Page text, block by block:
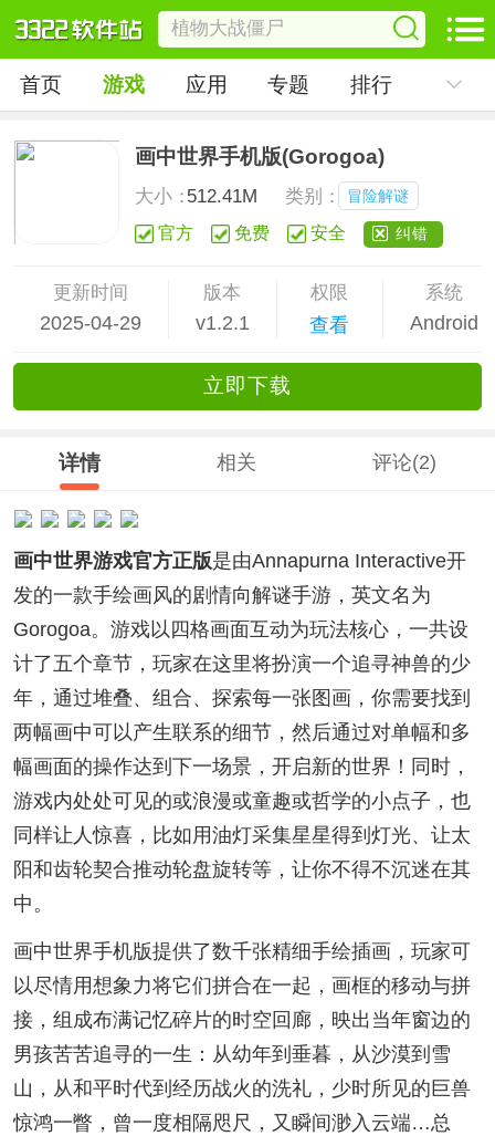
首页 游戏 应用 专题 排行
画中世界手机版(Gorogoa)
大小：512.41M 类别： 冒险解谜
官方 免费 安全 纠错
更新时间
2025-04-29
版本
v1.2.1
权限
查看
系统
Android
立即下载
详情 相关 评论(2)
画中世界游戏官方正版是由Annapurna Interactive开
发的一款手绘画风的剧情向解谜手游，英文名为
Gorogoa。游戏以四格画面互动为玩法核心，一共设
计了五个章节，玩家在这里将扮演一个追寻神兽的少
年，通过堆叠、组合、探索每一张图画，你需要找到
两幅画中可以产生联系的细节，然后通过对单幅和多
幅画面的操作达到下一场景，开启新的世界！同时，
游戏内处处可见的或浪漫或童趣或哲学的小点子，也
同样让人惊喜，比如用油灯采集星星得到灯光、让太
阳和齿轮契合推动轮盘旋转等，让你不得不沉迷在其
中。
画中世界手机版提供了数千张精细手绘插画，玩家可
以尽情用想象力将它们拼合在一起，画框的移动与拼
接，组成布满记忆碎片的时空回廊，映出当年窗边的
男孩苦苦追寻的一生：从幼年到垂暮，从沙漠到雪
山，从和平时代到经历战火的洗礼，少时所见的巨兽
惊鸿一瞥，曾一度相隔咫尺，又瞬间渺入云端…总